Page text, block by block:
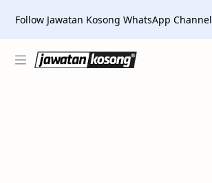
Follow Jawatan Kosong WhatsApp Channel